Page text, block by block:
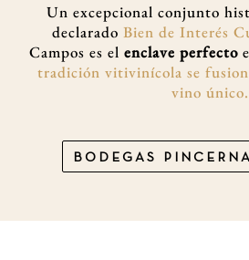
Un excepcional conjunto
declarado Bien de Interés
Campos es el enclave perfecto
tradición vitivinícola se
vino único.
BODEGAS